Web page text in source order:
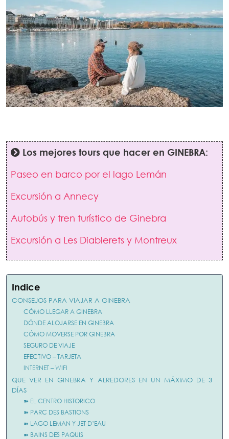
Los mejores tours que hacer en GINEBRA:
Paseo en barco por el lago Lemán
Excursión a Annecy
Autobús y tren turístico de Ginebra
Excursión a Les Diablerets y Montreux
Indice
CONSEJOS PARA VIAJAR A GINEBRA
CÓMO LLEGAR A GINEBRA
DÓNDE ALOJARSE EN GINEBRA
CÓMO MOVERSE POR GINEBRA
SEGURO DE VIAJE
EFECTIVO – TARJETA
INTERNET – WIFI
QUE VER EN GINEBRA Y ALREDORES EN UN MÁXIMO DE 3
DÍAS
➽ EL CENTRO HISTORICO
➽ PARC DES BASTIONS
➽ LAGO LEMAN Y JET D’EAU
➽ BAINS DES PAQUIS